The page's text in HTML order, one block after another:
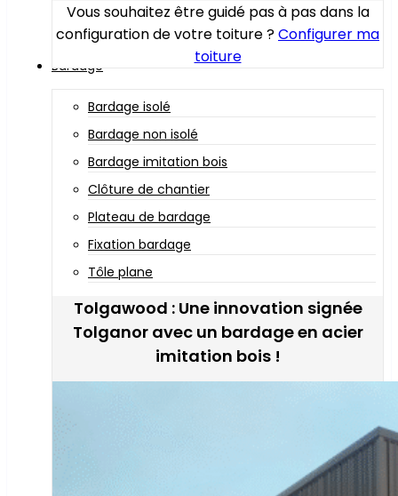
Vous souhaitez être guidé pas à pas dans la
configuration de votre toiture ?Configurer ma
toiture
Bardage
Bardage isolé
Bardage non isolé
Bardage imitation bois
Clôture de chantier
Plateau de bardage
Fixation bardage
Tôle plane
Tolgawood : Une innovation signée
Tolganor avec un bardage en acier
imitation bois !